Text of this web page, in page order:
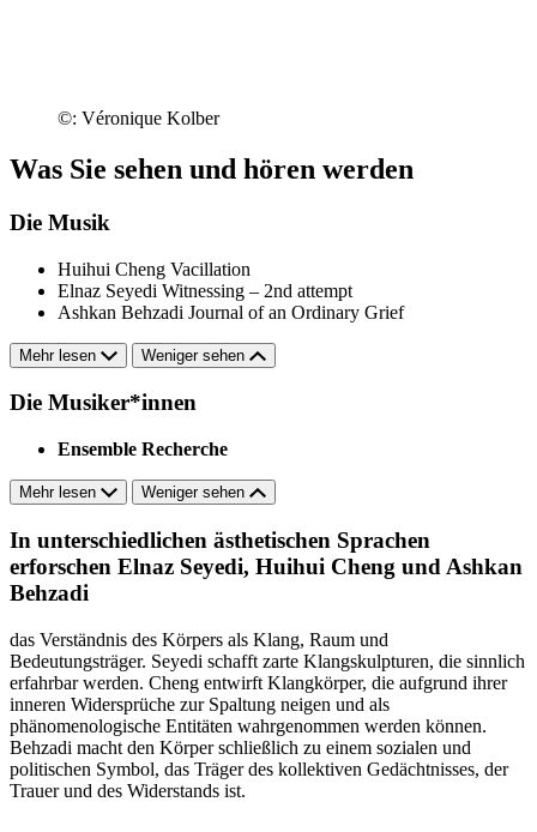
©: Véronique Kolber
Was Sie sehen und hören werden
Die Musik
Huihui Cheng Vacillation
Elnaz Seyedi Witnessing – 2nd attempt
Ashkan Behzadi Journal of an Ordinary Grief
Mehr lesen Weniger sehen
Die Musiker*innen
Ensemble Recherche
Mehr lesen Weniger sehen
In unterschiedlichen ästhetischen Sprachen
erforschen Elnaz Seyedi, Huihui Cheng und Ashkan
Behzadi
das Verständnis des Körpers als Klang, Raum und
Bedeutungsträger. Seyedi schafft zarte Klangskulpturen, die sinnlich
erfahrbar werden. Cheng entwirft Klangkörper, die aufgrund ihrer
inneren Widersprüche zur Spaltung neigen und als
phänomenologische Entitäten wahrgenommen werden können.
Behzadi macht den Körper schließlich zu einem sozialen und
politischen Symbol, das Träger des kollektiven Gedächtnisses, der
Trauer und des Widerstands ist.